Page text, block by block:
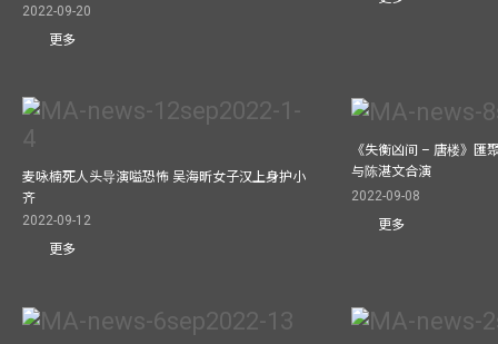
2022-09-20
更多
麦咏楠死人头导演嗌恐怖 吴海昕女子汉上身护小
齐
2022-09-12
更多
《失衡凶间 – 唐楼》匯
与陈湛文合演
2022-09-08
更多